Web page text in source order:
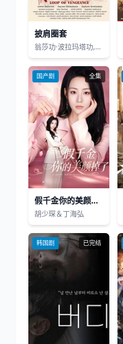
披肩圈套
翁莎功·波拉玛塔功,安莎达彭·斯莉瓦塔娜功,安雅琳·堤拉塔南帕
国产剧 全集
假千金你的美颜掉了
胡少琛＆丁海弘
韩国剧 已完结